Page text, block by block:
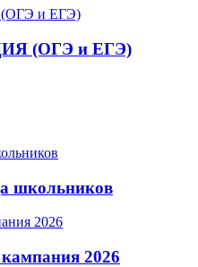
(ОГЭ и ЕГЭ)
школьников
2026